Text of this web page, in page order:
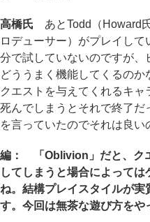
高橋氏 あとTodd（Howard
ロデューサー）がプレイし
分で試していないのですが
どううまく機能してくるの
クエストを与えてくれるキ
死んでしまうとそれで終了だ
を言っていたのでそれは良い
編： 「Oblivion」だと、ク
してしまうと場合によって
ね。結構プレイスタイルが
す。今回は無茶な遊び方をや